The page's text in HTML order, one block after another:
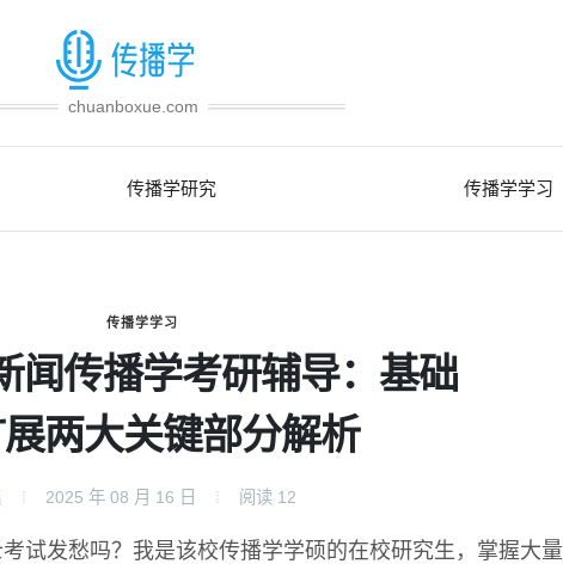
chuanboxue.com
传播学研究 传播学学习
传播学学习
闻传播学考研辅导：基础
两大关键部分解析
2025 年 08 月 16 日 阅读 12
试发愁吗？我是该校传播学学硕的在校研究生，掌握大量